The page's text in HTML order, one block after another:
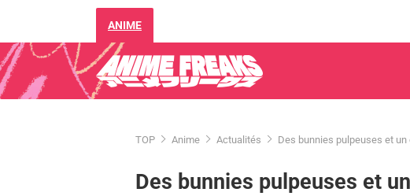
ANIME
TOP Anime Actualités Des bunnies pulpeuses et un
Des bunnies pulpeuses et